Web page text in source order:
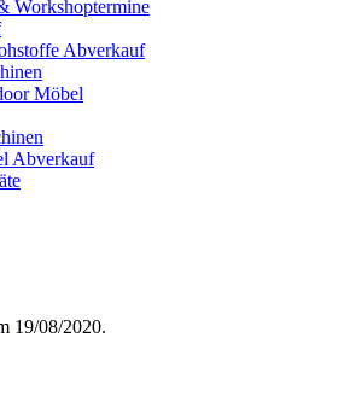
Workshoptermine
Abverkauf
Möbel
Abverkauf
19/08/2020.